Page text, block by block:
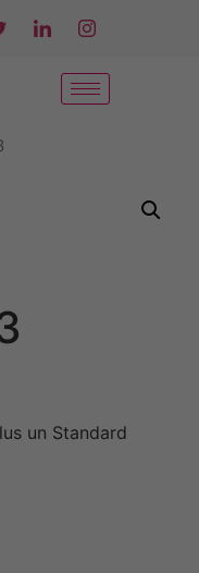
un Standard